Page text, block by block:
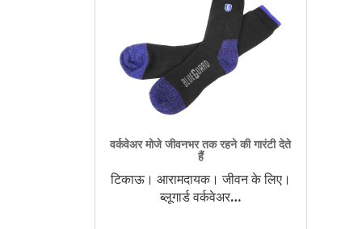
वर्कवेअर मोजे जीवनभर तक रहने की गारंटी देते
हैं
टिकाऊ। आरामदायक। जीवन के लिए।
ब्लूगार्ड वर्कवेअर…